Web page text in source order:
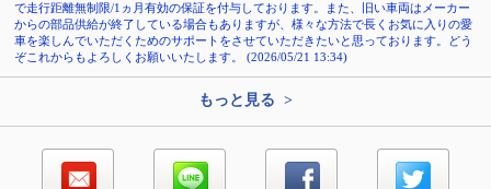
で走行距離無制限/1ヵ月有効の保証を付与しております。また、旧い車両はメーカー
からの部品供給が終了している場合もありますが、様々な方法で長くお気に入りの愛
車を楽しんでいただくためのサポートをさせていただきたいと思っております。どう
ぞこれからもよろしくお願いいたします。 (2026/05/21 13:34)
もっと見る >